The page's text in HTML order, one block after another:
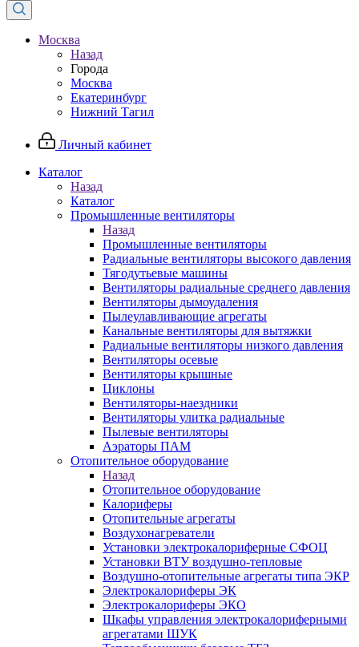
Москва
Назад
Города
Москва
Екатеринбург
Нижний Тагил
Личный кабинет
Каталог
Назад
Каталог
Промышленные вентиляторы
Назад
Промышленные вентиляторы
Радиальные вентиляторы высокого давления
Тягодутьевые машины
Вентиляторы радиальные среднего давления
Вентиляторы дымоудаления
Пылеулавливающие агрегаты
Канальные вентиляторы для вытяжки
Радиальные вентиляторы низкого давления
Вентиляторы осевые
Вентиляторы крышные
Циклоны
Вентиляторы-наездники
Вентиляторы улитка радиальные
Пылевые вентиляторы
Аэраторы ПАМ
Отопительное оборудование
Назад
Отопительное оборудование
Калориферы
Отопительные агрегаты
Воздухонагреватели
Установки электрокалориферные СФОЦ
Установки ВТУ воздушно-тепловые
Воздушно-отопительные агрегаты типа ЭКР
Электрокалориферы ЭК
Электрокалориферы ЭКО
Шкафы управления электрокалориферными
агрегатами ШУК